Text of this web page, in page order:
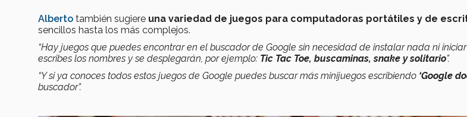
Alberto también sugiere una variedad de juegos para computadoras portátiles y de
sencillos hasta los más complejos.
“Hay juegos que puedes encontrar en el buscador de Google sin necesidad de instalar nada ni
escribes los nombres y se desplegarán, por ejemplo: Tic Tac Toe, buscaminas, snake y solitario”.
“Y si ya conoces todos estos juegos de Google puedes buscar más minijuegos escribiendo ‘Google
buscador”.